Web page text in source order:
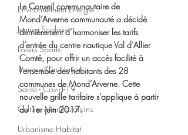
Environnement Energie
Jeunes Scolaire
Loisirs Sports
Travaux Circulation
Santé - Covid-19
Culture Manifestations
Urbanisme Habitat
Le Conseil communautaire de
Mond’Arverne communauté a décidé
dernièrement d’harmoniser les tarifs
d’entrée du centre nautique Val d’Allier
Comté, pour offrir un accès facilité à
l’ensemble des habitants des 28
communes de Mond’Arverne. Cette
nouvelle grille tarifaire s’applique à partir
du 1er juin 2017.